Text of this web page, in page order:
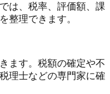
は、税率、評価額、課
整理できます。
ます。税額の確定や不
理士などの専門家に確